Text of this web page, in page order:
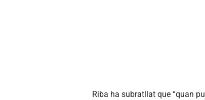
Riba ha subratllat que “quan